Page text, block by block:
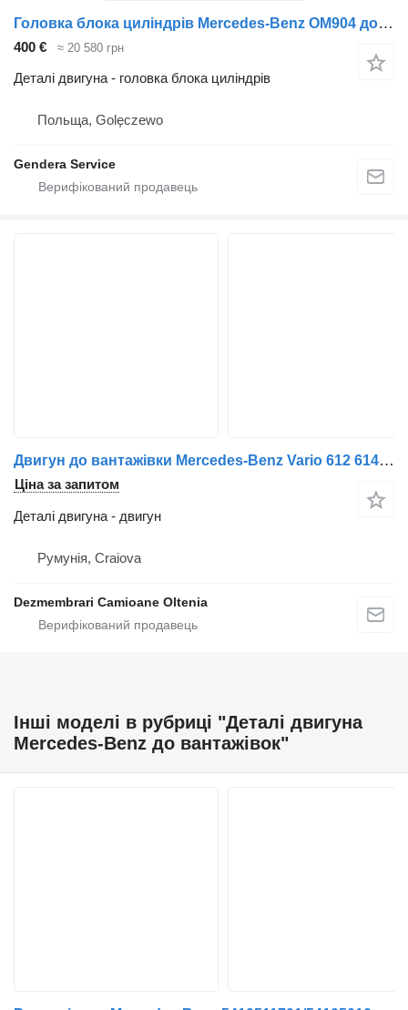
Головка блока циліндрів Mercedes-Benz OM904 до вантажівки Mercedes-Benz Atego Vario Euro 3
400 € ≈ 20 580 грн
Деталі двигуна - головка блока циліндрів
Польща, Golęczewo
Gendera Service
Двигун до вантажівки Mercedes-Benz Vario 612 614 615 812 814 815
Ціна за запитом
Деталі двигуна - двигун
Румунія, Craiova
Dezmembrari Camioane Oltenia
Інші моделі в рубриці "Деталі двигуна
Mercedes-Benz до вантажівок"